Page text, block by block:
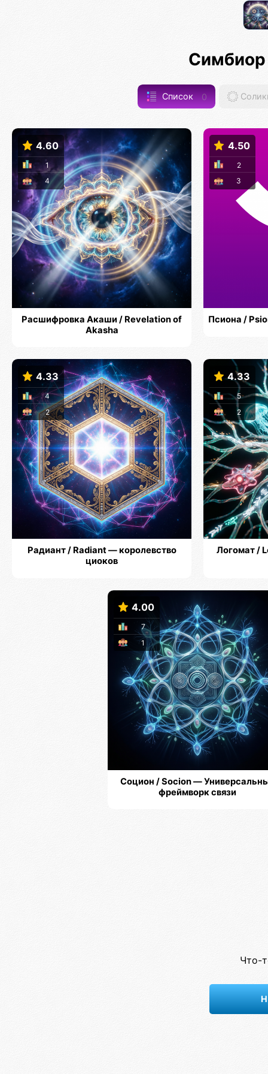
Список 0
4.60
4
1
Расшифровка Акаши / Revelation of
Akasha
4.50
3
2
Псиона /
4.33
2
4
Радиант / Radiant — королевство
циоков
4.33
2
5
Логомат /
4.00
1
7
Социон / Socion —
фреймворк связи
Что-